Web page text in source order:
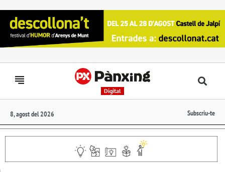
Digital
8, agost del 2026 Subscriu-te